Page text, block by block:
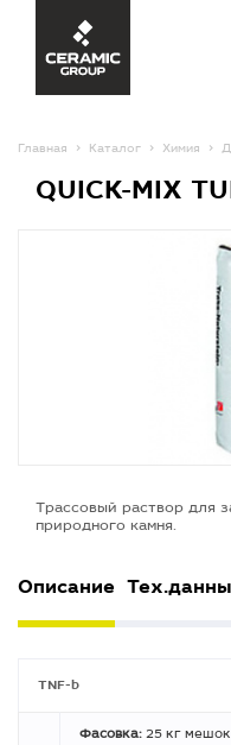
Главная Каталог Химия
QUICK-MIX
Трассовый раствор для
природного камня.
Описание
TNF-b
Фасовка: 25 кг мешок